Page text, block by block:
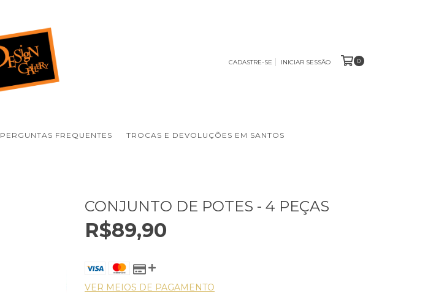
CADASTRE-SE INICIAR SESSÃO 0
PERGUNTAS FREQUENTES TROCAS E DEVOLUÇÕES EM SANTOS
CONJUNTO DE POTES - 4 PEÇAS
R$89,90
VER MEIOS DE PAGAMENTO